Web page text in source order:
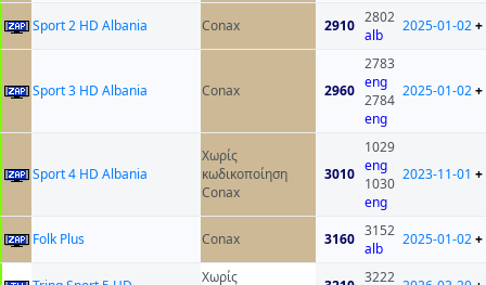
Sport 2 HD Albania Conax 2910 2802
alb
2025-01-02+
Sport 3 HD Albania Conax 2960
2783
eng
2784
eng
2025-01-02+
Sport 4 HD Albania
Χωρίς
κωδικοποίηση
Conax
3010
1029
eng
1030
eng
2023-11-01 +
Folk Plus Conax 3160 3152
alb
2025-01-02+
Χωρίς
3222